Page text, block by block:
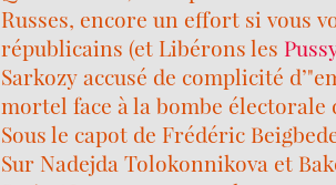
Russes, encore un effort si vous
républicains (et Libérons les
Sarkozy accusé de complicité
mortel face à la bombe électorale
Sous le capot de Frédéric
Sur Nadejda Tolokonnikova et